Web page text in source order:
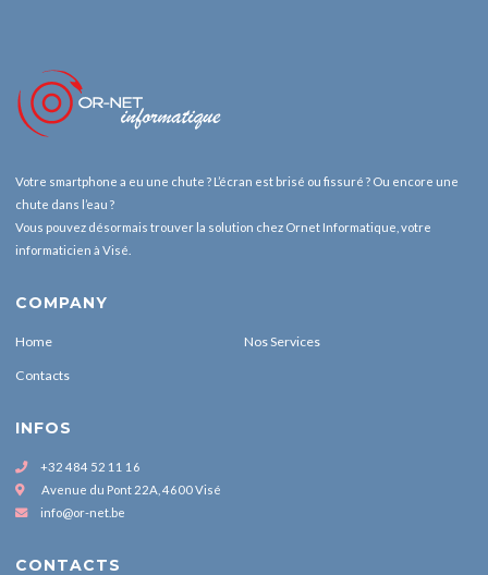
Votre smartphone a eu une chute ? L’écran est brisé ou fissuré ? Ou encore une
chute dans l’eau ?
Vous pouvez désormais trouver la solution chez Ornet Informatique, votre
informaticien à Visé.
COMPANY
Home Nos Services
Contacts
INFOS
+32 484 52 11 16
Avenue du Pont 22A, 4600 Visé
info@or-net.be
CONTACTS